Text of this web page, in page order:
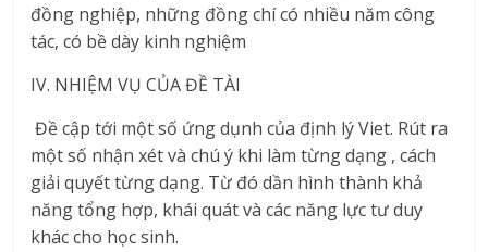
đồng nghiệp, những đồng chí có nhiều năm công
tác, có bề dày kinh nghiệm
IV. NHIỆM VỤ CỦA ĐỀ TÀI
Đề cập tới một số ứng dụnh của định lý Viet. Rút ra
một số nhận xét và chú ý khi làm từng dạng , cách
giải quyết từng dạng. Từ đó dần hình thành khả
năng tổng hợp, khái quát và các năng lực tư duy
khác cho học sinh.